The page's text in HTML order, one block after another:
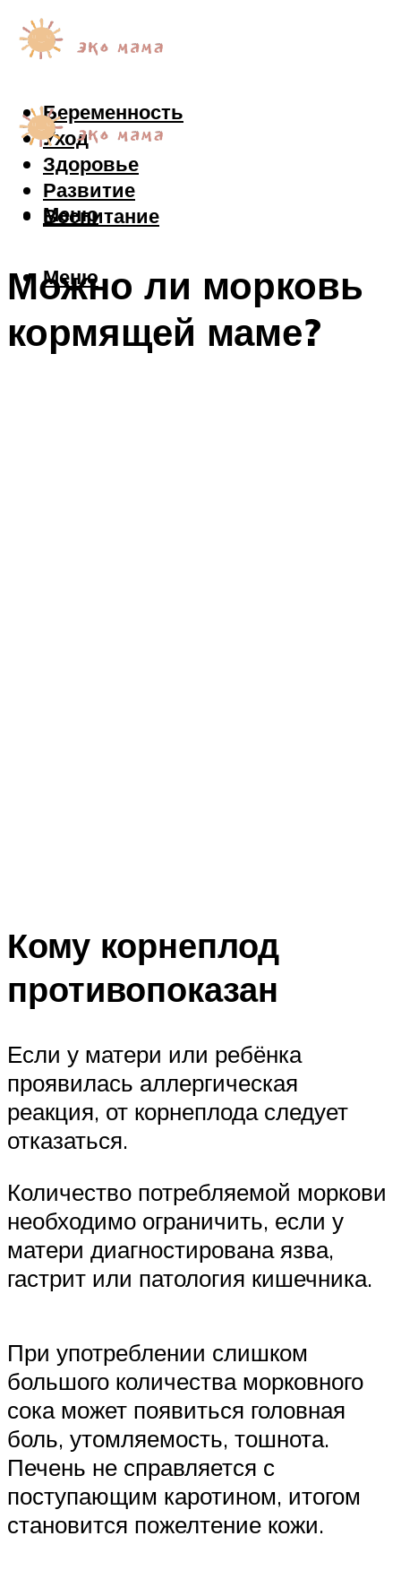
Беременность
Уход
Здоровье
Развитие
Воспитание
Меню
Меню
Можно ли морковь
кормящей маме?
Кому корнеплод
противопоказан
Если у матери или ребёнка
проявилась аллергическая
реакция, от корнеплода следует
отказаться.
Количество потребляемой моркови
необходимо ограничить, если у
матери диагностирована язва,
гастрит или патология кишечника.
При употреблении слишком
большого количества морковного
сока может появиться головная
боль, утомляемость, тошнота.
Печень не справляется с
поступающим каротином, итогом
становится пожелтение кожи.